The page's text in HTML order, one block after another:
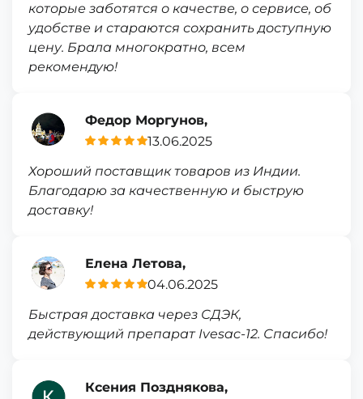
которые заботятся о качестве, о сервисе, об
удобстве и стараются сохранить доступную
цену. Брала многократно, всем
рекомендую!
Федор Моргунов,
13.06.2025
Хороший поставщик товаров из Индии.
Благодарю за качественную и быструю
доставку!
Елена Летова,
04.06.2025
Быстрая доставка через СДЭК,
действующий препарат Ivesac-12. Спасибо!
Ксения Позднякова,